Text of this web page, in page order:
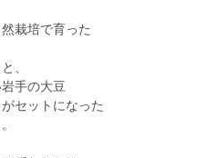
栽培で育った
、
手の大豆
セットになった